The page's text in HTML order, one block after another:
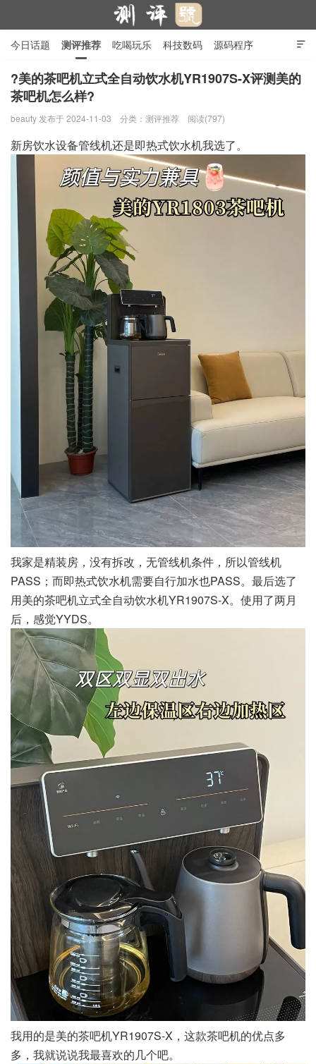
测评号

今日话题 测评推荐 吃喝玩乐 科技数码 源码程序
行业产品 在线投稿 隐私政策
?美的茶吧机立式全自动饮水机YR1907S-X评测美的
茶吧机怎么样?
beauty 发布于 2024-11-03 分类： 测评推荐 阅读(797)
新房饮水设备管线机还是即热式饮水机我选了。
我家是精装房，没有拆改，无管线机条件，所以管线机
PASS；而即热式饮水机需要自行加水也PASS。最后选了
用美的茶吧机立式全自动饮水机YR1907S-X。使用了两月
后，感觉YYDS。
我用的是美的茶吧机YR1907S-X，这款茶吧机的优点多
多，我就说说我最喜欢的几个吧。